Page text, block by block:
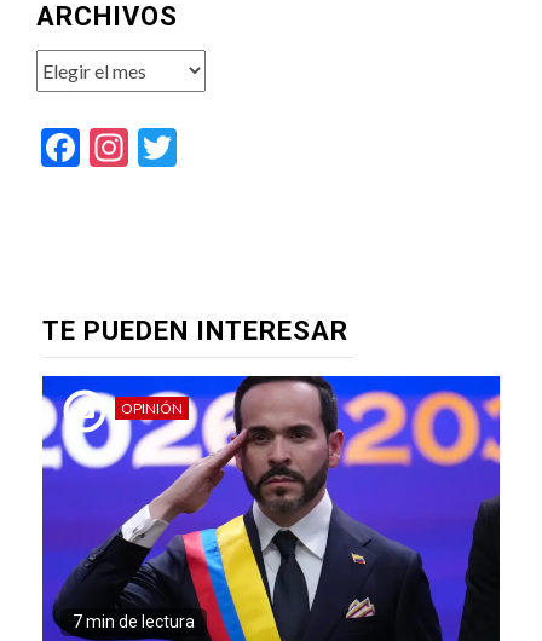
ARCHIVOS
Archivos
Facebook
Instagram
TE PUEDEN INTERESAR
OPINIÓN
7 min de lectura